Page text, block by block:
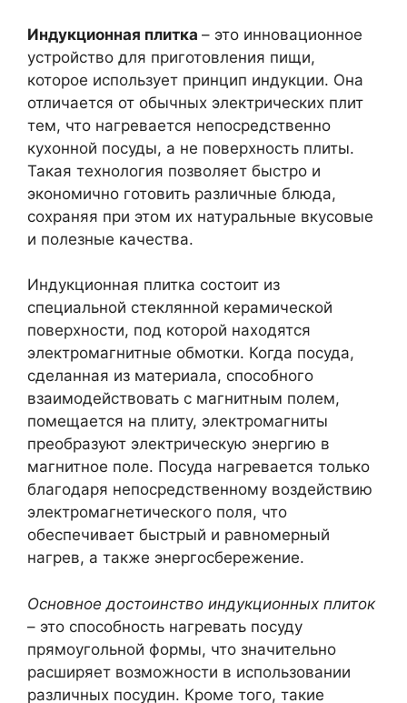
Индукционная плитка – это инновационное
устройство для приготовления пищи,
которое использует принцип индукции. Она
отличается от обычных электрических плит
тем, что нагревается непосредственно
кухонной посуды, а не поверхность плиты.
Такая технология позволяет быстро и
экономично готовить различные блюда,
сохраняя при этом их натуральные вкусовые
и полезные качества.
Индукционная плитка состоит из
специальной стеклянной керамической
поверхности, под которой находятся
электромагнитные обмотки. Когда посуда,
сделанная из материала, способного
взаимодействовать с магнитным полем,
помещается на плиту, электромагниты
преобразуют электрическую энергию в
магнитное поле. Посуда нагревается только
благодаря непосредственному воздействию
электромагнетического поля, что
обеспечивает быстрый и равномерный
нагрев, а также энергосбережение.
Основное достоинство индукционных плиток
– это способность нагревать посуду
прямоугольной формы, что значительно
расширяет возможности в использовании
различных посудин. Кроме того, такие